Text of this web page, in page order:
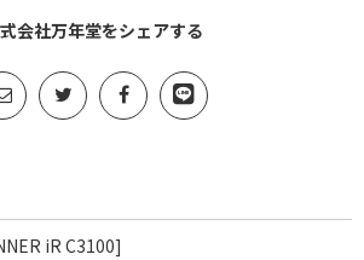
会社万年堂をシェアする
iR C3100]